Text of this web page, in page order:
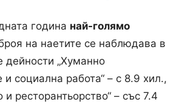
година най-голямо
на наетите се наблюдава в
дейности „Хуманно
и социална работа“ – с 8.9 хил.,
и ресторантьорство“ – със 7.4